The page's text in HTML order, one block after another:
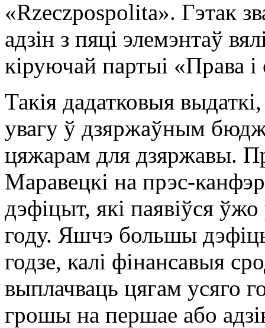
«Rzeczpospolita». Гэтак
адзін з пяці элемэнтаў
кіруючай партыі «Права і
Такія дадатковыя
увагу ў дзяржаўным
цяжарам для дзяржавы.
Маравецкі на прэс-
дэфіцыт, які паявіўся
году. Яшчэ большы
годзе, калі фінансавыя
выплачваць цягам усяго
грошы на першае або